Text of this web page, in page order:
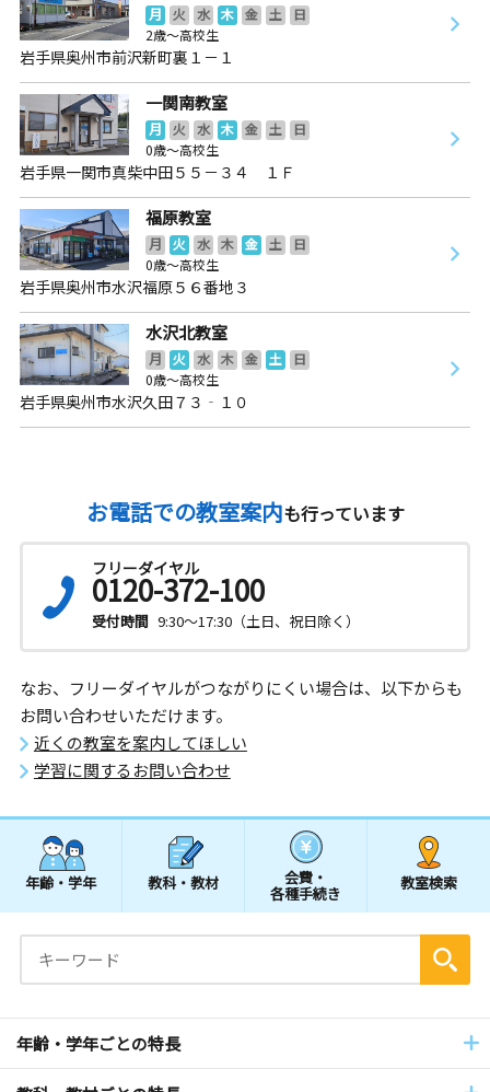
月 火 水 木 金 土
日
2歳～高校生
岩手県奥州市前沢新町裏１－１
一関南教室
月 火 水 木 金 土
日
0歳～高校生
岩手県一関市真柴中田５５－３４ １Ｆ
福原教室
月 火 水 木 金 土
日
0歳～高校生
岩手県奥州市水沢福原５６番地３
水沢北教室
月 火 水 木 金 土
日
0歳～高校生
岩手県奥州市水沢久田７３‐１０
お電話での教室案内も行っています
フリーダイヤル
0120-372-100
受付時間 9:30～17:30（土日、祝日除く）
なお、フリーダイヤルがつながりにくい場合は、以下からも
お問い合わせいただけます。
近くの教室を案内してほしい
学習に関するお問い合わせ
年齢・学年 教科・教材 会費・
各種手続き
教室検索
年齢・学年ごとの特長